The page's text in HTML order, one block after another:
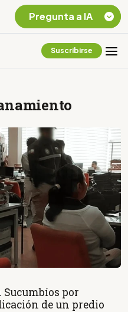
Suscribirse
por
de un predio
Pregunta a IA
Listar destinos
Amazonia Ecuatoriana
¿En que consiste la
tasa minera que rige en
Ecuador?